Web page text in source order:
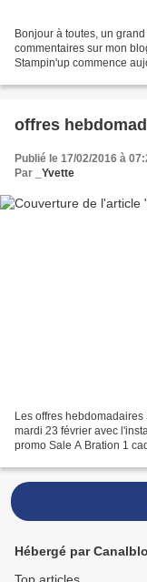
Bonjour à toutes, un
commentaires sur mon
Stampin'up commence
offres
Publié le 17/02/2016 à
Par
_Yvette
Les offres
mardi 23 février avec
promo Sale A Bration 1
Hébergé par